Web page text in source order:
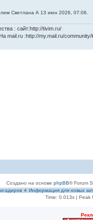
Светлана А 13 июн 2026, 07:06.
: сайт:http://tivim.ru/
mail.ru :http://my.mail.ru/
Создано на основе phpBB® Forum
✭ Информация для новых
Time: 0.013s| Peak